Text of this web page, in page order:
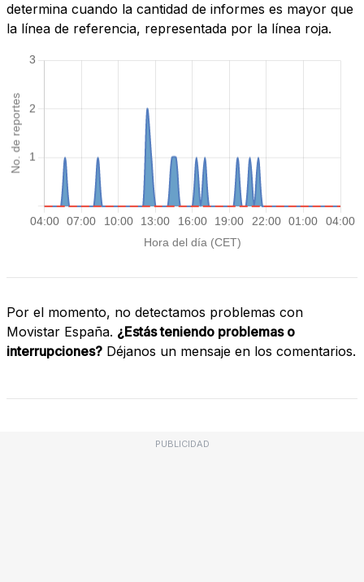
determina cuando la cantidad de informes es mayor que
la línea de referencia, representada por la línea roja.
Por el momento, no detectamos problemas con
Movistar España. ¿Estás teniendo problemas o
interrupciones? Déjanos un mensaje en los comentarios.
PUBLICIDAD